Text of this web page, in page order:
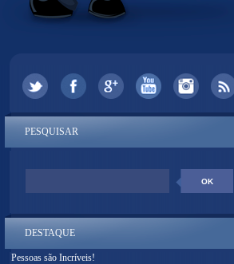
PESQUISAR
DESTAQUE
Pessoas são Incríveis!